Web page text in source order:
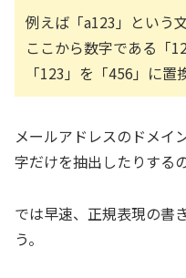
例えば「a123」という
ここから数字である「
「123」を「456」に置
メールアドレスのドメイ
字だけを抽出したりする
では早速、正規表現の書
う。